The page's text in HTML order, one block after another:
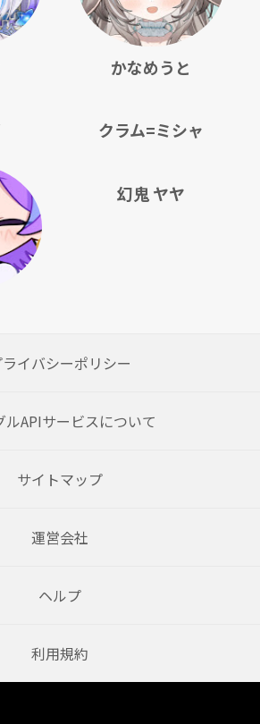
かなめうと
クラム=ミシャ
幻鬼 ヤヤ
ライバシーポリシー
ルAPIサービスについて
サイトマップ
運営会社
ヘルプ
利用規約